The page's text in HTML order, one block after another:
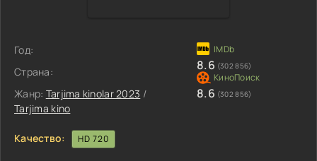
Год:
Страна:
Жанр: Tarjima kinolar 2023 /
Tarjima kino
8.6 (302 856)
8.6 (302 856)
Качество: HD 720